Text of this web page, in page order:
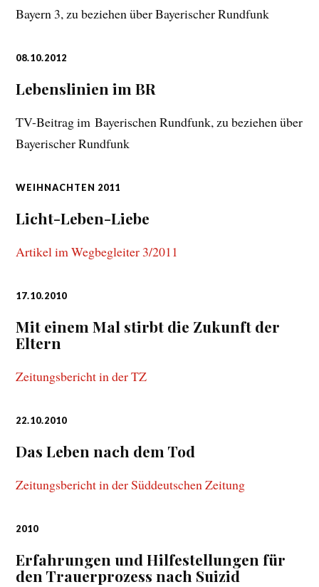
Bayern 3, zu beziehen über Bayerischer Rundfunk
08.10.2012
Lebenslinien im BR
TV-Beitrag im Bayerischen Rundfunk, zu beziehen über
Bayerischer Rundfunk
WEIHNACHTEN 2011
Licht-Leben-Liebe
Artikel im Wegbegleiter 3/2011
17.10.2010
Mit einem Mal stirbt die Zukunft der
Eltern
Zeitungsbericht in der TZ
22.10.2010
Das Leben nach dem Tod
Zeitungsbericht in der Süddeutschen Zeitung
2010
Erfahrungen und Hilfestellungen für
den Trauerprozess nach Suizid